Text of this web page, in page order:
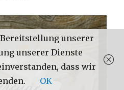
unserer
unserer Dienste
dass wir
OK